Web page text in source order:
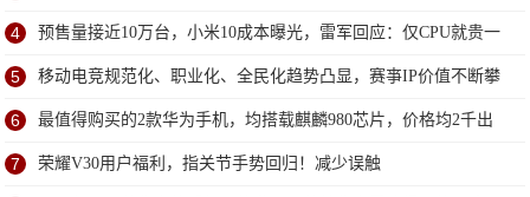
4 预售量接近10万台，小米10成本曝光，雷军回应：仅CPU就贵一
倍
5 移动电竞规范化、职业化、全民化趋势凸显，赛亊IP价值不断攀
升
6 最值得购买的2款华为手机，均搭载麒麟980芯片，价格均2千出
头
7 荣耀V30用户福利，指关节手势回归！减少误触